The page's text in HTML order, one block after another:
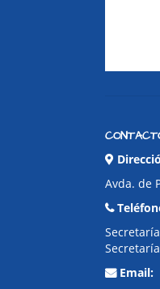
Avda. de
Email: